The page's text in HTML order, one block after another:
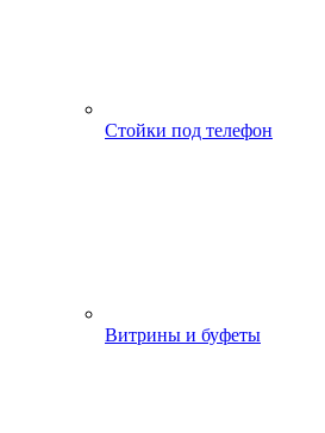
Стойки под телефон
Витрины и буфеты